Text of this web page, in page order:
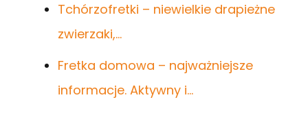
Tchórzofretki – niewielkie drapieżne
zwierzaki,…
Fretka domowa – najważniejsze
informacje. Aktywny i…